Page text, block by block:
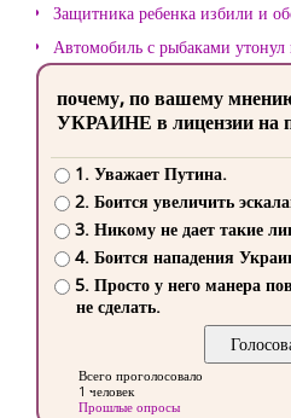
Защитника ребенка избили и
Автомобиль с рыбаками
почему, по вашему
УКРАИНЕ в лицензии на
1. Уважает Путина.
2. Боится увеличить
3. Никому не дает такие
4. Боится нападения
5. Просто у него манера
не сделать.
Всего проголосовало
1 человек
Прошлые опросы